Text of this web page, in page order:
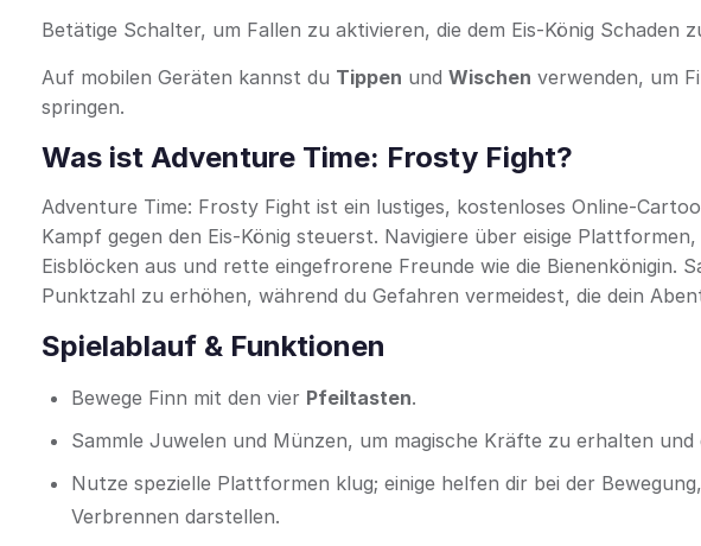
Betätige Schalter, um Fallen zu aktivieren, die dem Eis-König Schaden
Auf mobilen Geräten kannst du Tippen und Wischen verwenden, um
springen.
Was ist Adventure Time: Frosty Fight?
Adventure Time: Frosty Fight ist ein lustiges, kostenloses Online-
Kampf gegen den Eis-König steuerst. Navigiere über eisige
Eisblöcken aus und rette eingefrorene Freunde wie die Bienenkönigin.
Punktzahl zu erhöhen, während du Gefahren vermeidest, die dein
Spielablauf & Funktionen
Bewege Finn mit den vier Pfeiltasten.
Sammle Juwelen und Münzen, um magische Kräfte zu erhalten
Nutze spezielle Plattformen klug; einige helfen dir bei der
Verbrennen darstellen.